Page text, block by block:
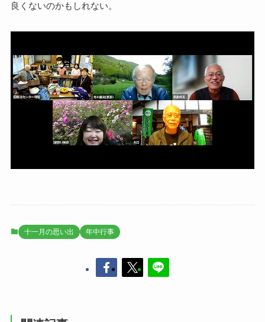
良くないのかもしれない。
十一月の思い出 年中行事